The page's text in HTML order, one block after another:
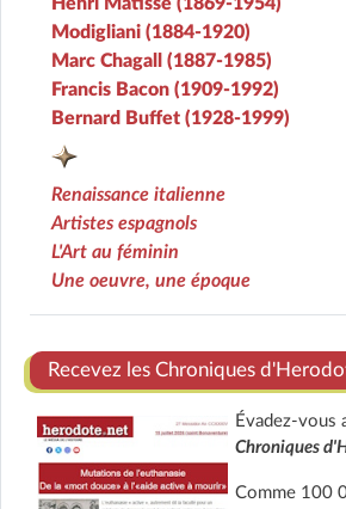
Henri Matisse (1869-1954)
Modigliani (1884-1920)
Marc Chagall (1887-1985)
Francis Bacon (1909-1992)
Bernard Buffet (1928-1999)
Renaissance italienne
Artistes espagnols
L'Art au féminin
Une oeuvre, une époque
Recevez les Chroniques
Évadez-vous
Chroniques
Comme 100